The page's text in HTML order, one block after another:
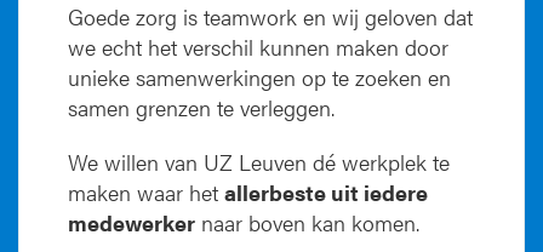
Goede zorg is teamwork en wij geloven dat
we echt het verschil kunnen maken door
unieke samenwerkingen op te zoeken en
samen grenzen te verleggen.
We willen van UZ Leuven dé werkplek te
maken waar het allerbeste uit iedere
medewerker naar boven kan komen.